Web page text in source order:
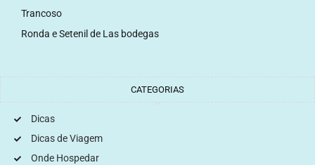
Trancoso
Ronda e Setenil de Las bodegas
CATEGORIAS
Dicas
Dicas de Viagem
Onde Hospedar